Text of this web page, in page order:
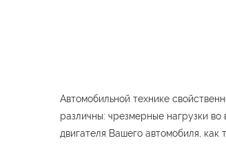
Автомобильной технике
различны: чрезмерные нагрузки
двигателя Вашего автомобиля, как